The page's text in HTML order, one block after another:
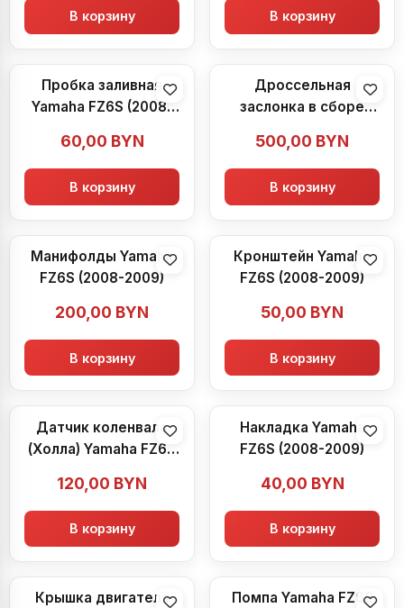
В корзину В корзину
Пробка заливная
Yamaha FZ6S (2008-
60,00 BYN
В корзину
Дроссельная
заслонка в сборе
2009)
500,00 BYN
В корзину
Манифолды Yamaha
FZ6S (2008-2009)
200,00 BYN
В корзину
Кронштейн Yamaha
FZ6S (2008-2009)
50,00 BYN
В корзину
Датчик коленвала
(Холла) Yamaha FZ6S
120,00 BYN
В корзину
Накладка Yamaha
FZ6S (2008-2009)
40,00 BYN
В корзину
Крышка двигателя
Помпа Yamaha FZ6S